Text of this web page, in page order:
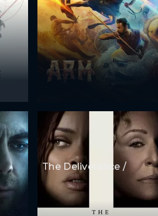
The Deliverance /